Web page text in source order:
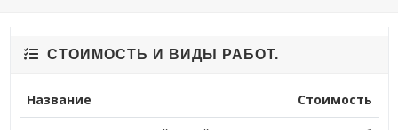
СТОИМОСТЬ И ВИДЫ РАБОТ.
Название Стоимость